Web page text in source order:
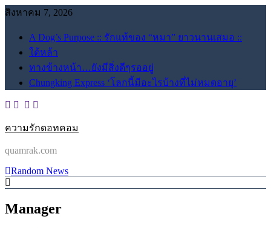
Skip
สิงหาคม 7, 2026
A Dog’s Purpose :: รักแท้ของ “หมา” ยาวนานเสมอ ::
ใต้หล้า
ทางข้างหน้า…ยังมีสิ่งดีๆรออยู่
Chungking Express ‘โลกนี้มีอะไรบ้างที่ไม่หมดอายุ’
ความรักดอทคอม
quamrak.com
Random News
Manager